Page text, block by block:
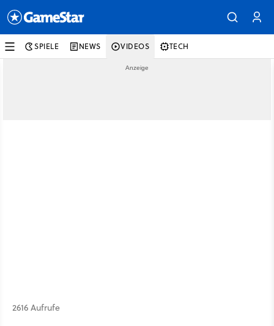
SPIELE NEWS VIDEOS TECH
2616 Aufrufe